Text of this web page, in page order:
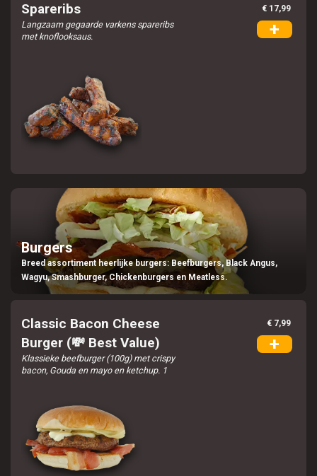
Spareribs
Langzaam gegaarde varkens spareribs
met knoflooksaus.
€ 17,99
+
Burgers
Breed assortiment heerlijke burgers: Beefburgers, Black Angus,
Wagyu, Smashburger, Chickenburgers en Meatless.
Classic Bacon Cheese
Burger (💸 Best Value)
Klassieke beefburger (100g) met crispy
bacon, Gouda en mayo en ketchup. 1
€ 7,99
+